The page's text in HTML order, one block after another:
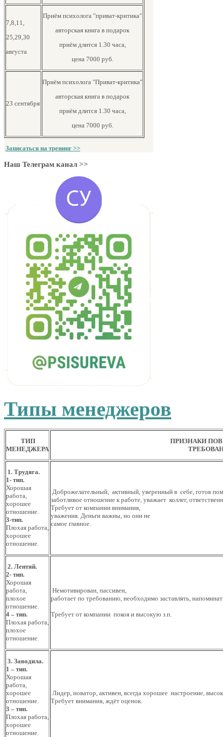
7,8,11,
25,29,30
августа
Приём психолога "приват-критика"
авторская книга в подарок
приём длится 1.30 часа,
цена 7000 руб.
23 сентября
Приём психолога "Приват-критика"
авторская книга в подарок
приём длится 1.30 часа,
цена 7000 руб.
Записаться на тренинг >>
Наш Телеграм канал >>
Типы менеджеров
ТИП
МЕНЕДЖЕРА
ПРИЗНАКИ
1. Трудяга.
1- тип.
Хорошая
работа,
хорошее
отношение.
3-тип.
Плохая работа,
хорошее
отношение.
Доброжелательный, активный, уверенный в себе, готов
заботливое отношение к работе, уважает коллег,
Требует от компании внимания,
уважения. Деньги важны, но они не
самое главное.
2. Лентяй.
2- тип.
Хорошая
работа,
плохое
отношение.
4 – тип.
Плохая работа,
плохое
отношение.
Немотивирован, пассивен,
работает по требованию, необходимо заставлять,
Требует от компании покоя и высокую з.п.
3. Заводила.
1 – тип.
Хорошая
работа,
хорошее
отношение.
3 – тип.
Плохая работа,
хорошее
отношение.
Лидер, новатор, активен, всегда хорошее настроение,
Требует внимания, ждёт оценок.